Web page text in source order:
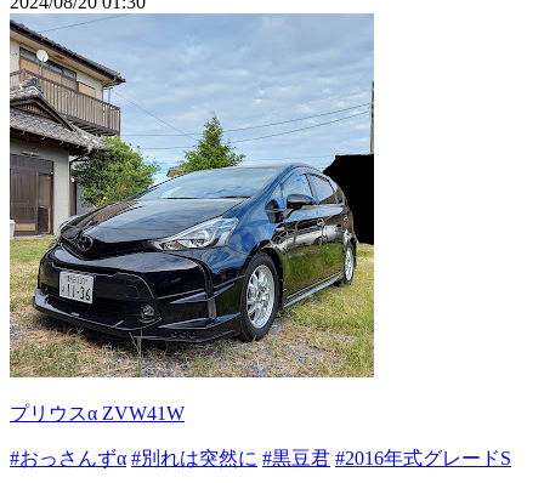
プリウスα ZVW41W
#おっさんずα #別れは突然に #黒豆君 #2016年式グレードS